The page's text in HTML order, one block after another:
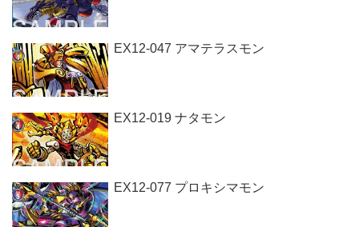
EX12-047 アマテラスモン
EX12-019 ナタモン
EX12-077 プロキシマモン